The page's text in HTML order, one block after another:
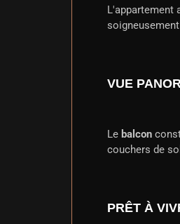
L'appartement
VUE
Le balcon
couchers de
PRÊT À